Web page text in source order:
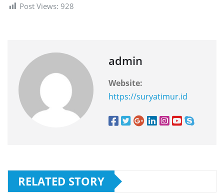
Post Views: 928
admin
Website:
https://suryatimur.id
RELATED STORY